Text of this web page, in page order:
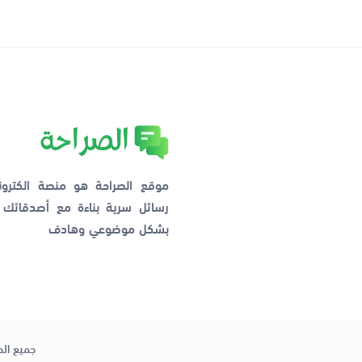
موقع الصراحة هو منصة
رسائل سرية بناءة مع
بشكل موضوعي وهادف
جميع